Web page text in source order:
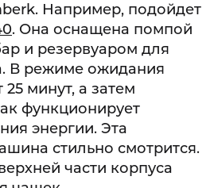
Например, подойдет
. Она оснащена помпой
и резервуаром для
В режиме ожидания
25 минут, а затем
функционирует
энергии. Эта
стильно смотрится.
части корпуса